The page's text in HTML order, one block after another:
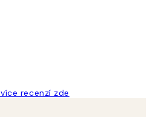
recenzí zde